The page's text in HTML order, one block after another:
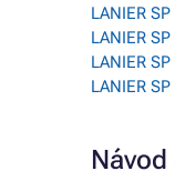
LANIER
LANIER
LANIER
LANIER
Návod